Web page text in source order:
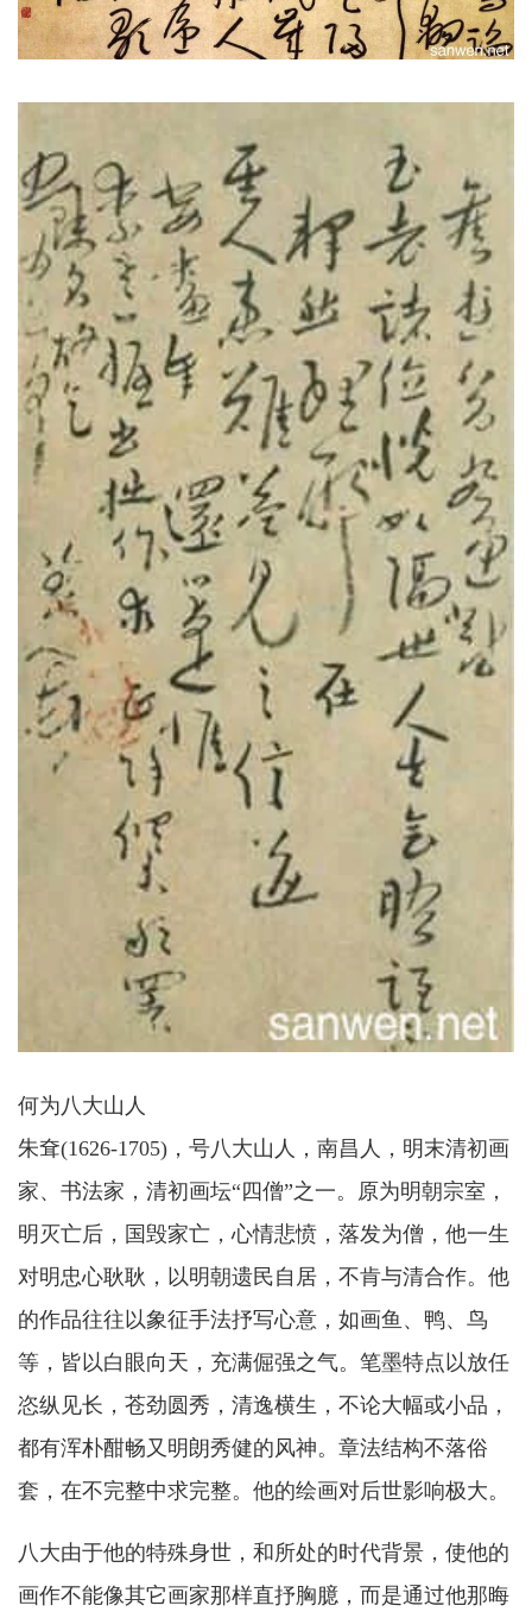
何为八大山人
朱耷(1626-1705)，号八大山人，南昌人，明末清初画
家、书法家，清初画坛“四僧”之一。原为明朝宗室，
明灭亡后，国毁家亡，心情悲愤，落发为僧，他一生
对明忠心耿耿，以明朝遗民自居，不肯与清合作。他
的作品往往以象征手法抒写心意，如画鱼、鸭、鸟
等，皆以白眼向天，充满倔强之气。笔墨特点以放任
恣纵见长，苍劲圆秀，清逸横生，不论大幅或小品，
都有浑朴酣畅又明朗秀健的风神。章法结构不落俗
套，在不完整中求完整。他的绘画对后世影响极大。
八大由于他的特殊身世，和所处的时代背景，使他的
画作不能像其它画家那样直抒胸臆，而是通过他那晦